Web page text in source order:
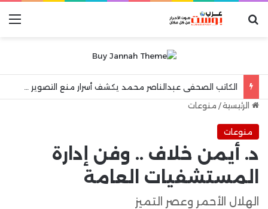
بحث عن
الرئيسية/ منوعات
منوعات
د. أيمن خلاف .. وفن إدارة
المستشفيات العامة
الهلال الأحمر وعصر التميز